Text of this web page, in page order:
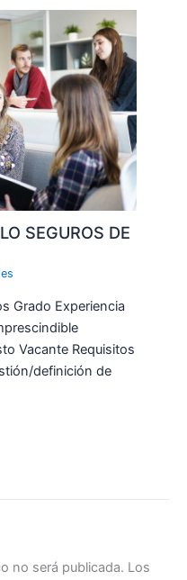
SEGUROS DE
Grado Experiencia
Vacante Requisitos
definición de
no será publicada. Los